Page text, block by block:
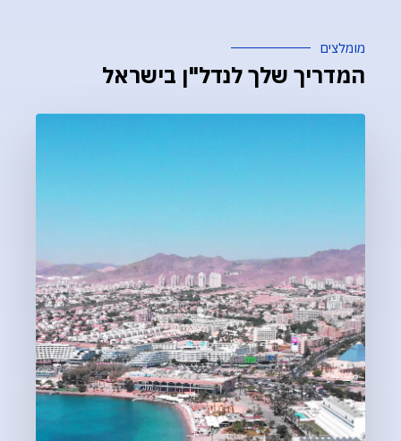
מומלצים
המדריך שלך לנדל"ן בישראל